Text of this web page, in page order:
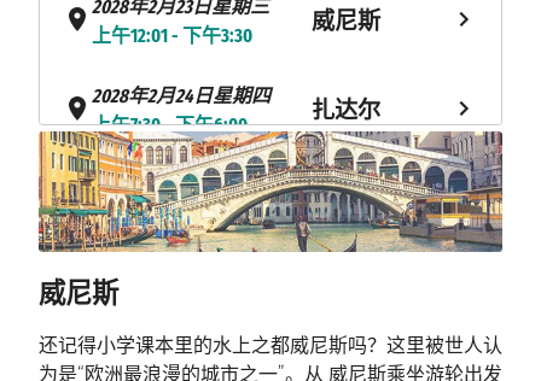
2028年2月23日星期三
上午12:01 - 下午3:30
威尼斯
2028年2月24日星期四
上午7:30 - 下午6:00
扎达尔
2028年2月25日星期五
下午1:00 - 下午11:59
杜布罗夫尼
克
2028年2月26日星期六
2028年2月27日星期日 海上巡航
威尼斯
还记得小学课本里的水上之都威尼斯吗？这里被世人认
为是“欧洲最浪漫的城市之一”。从 威尼斯乘坐游轮出发